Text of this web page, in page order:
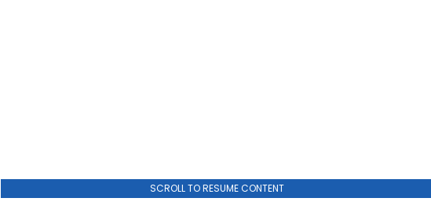
SCROLL TO RESUME CONTENT